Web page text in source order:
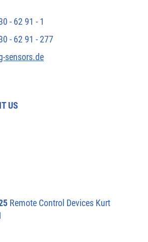
- 62 91 - 1
- 62 91 - 277
sensors.de
Remote Control Devices Kurt
US